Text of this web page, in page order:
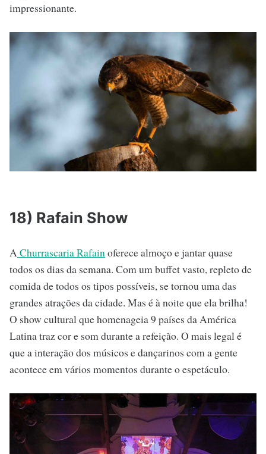
impressionante.
18) Rafain Show
A Churrascaria Rafain oferece almoço e jantar quase
todos os dias da semana. Com um buffet vasto, repleto de
comida de todos os tipos possíveis, se tornou uma das
grandes atrações da cidade. Mas é à noite que ela brilha!
O show cultural que homenageia 9 países da América
Latina traz cor e som durante a refeição. O mais legal é
que a interação dos músicos e dançarinos com a gente
acontece em vários momentos durante o espetáculo.